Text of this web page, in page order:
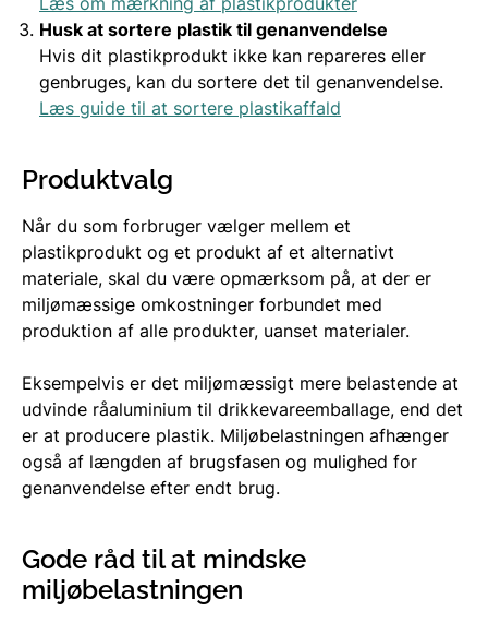
Husk at sortere plastik til genanvendelse
Hvis dit plastikprodukt ikke kan repareres eller
genbruges, kan du sortere det til genanvendelse.
Læs guide til at sortere plastikaffald
Produktvalg
Når du som forbruger vælger mellem et
plastikprodukt og et produkt af et alternativt
materiale, skal du være opmærksom på, at der er
miljømæssige omkostninger forbundet med
produktion af alle produkter, uanset materialer.
Eksempelvis er det miljømæssigt mere belastende at
udvinde råaluminium til drikkevareemballage, end det
er at producere plastik. Miljøbelastningen afhænger
også af længden af brugsfasen og mulighed for
genanvendelse efter endt brug.
Gode råd til at mindske
miljøbelastningen